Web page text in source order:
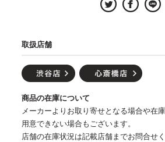
取扱店舗
商品の在庫について
メーカーよりお取り寄せとなる場合や在
用意できない場合もございます。
店舗の在庫状況は記載店舗までお問合せく